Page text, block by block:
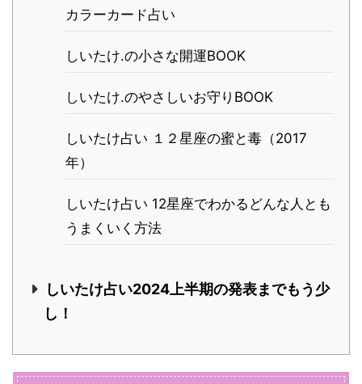
カラーカード占い
しいたけ.の小さな開運BOOK
しいたけ.のやさしいお守りBOOK
しいたけ占い １２星座の蜜と毒（2017
年）
しいたけ占い 12星座でわかるどんな人とも
うまくいく方法
しいたけ占い2024上半期の発表までもう少
し！